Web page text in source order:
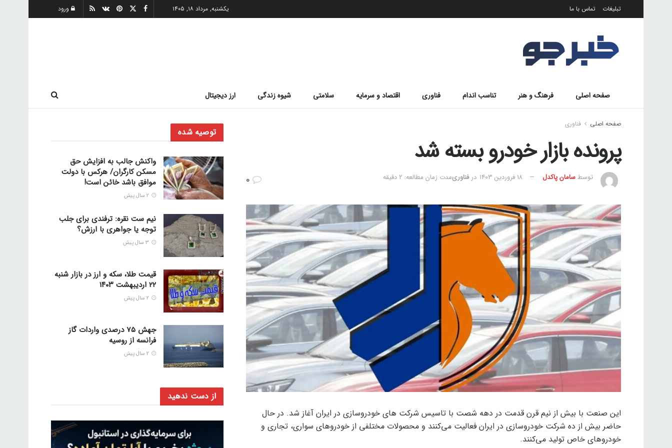
تبلیغات تماس با ما یکشنبه, مرداد ۱۸, ۱۴۰۵ ورود
صفحه اصلی فرهنگ و هنر تناسب اندام فناوری اقتصاد و سرمایه سلامتی شیوه زندگی ارز دیجیتال
صفحه اصلی فناوری
پرونده بازار خودرو بسته شد
توسطسامان پاکدل ۱۸ فروردین ۱۴۰۳ در فناوریمدت زمان مطالعه: 2 دقیقه
این صنعت با بیش از نیم قرن قدمت در دهه شصت با تاسیس شرکت های خودروسازی در ایران آغاز شد. در حال
حاضر بیش از ده شرکت خودروسازی در ایران فعالیت می‌کنند و محصولات مختلفی از خودروهای سواری، تجاری و
خودروهای خاص تولید می‌کنند.
توصیه شده
واکنش جالب به افزایش حق
مسکن کارگران/ هرکس با دولت
موافق باشد خائن است!
نیم ست نقره: ترفندی برای جلب
توجه یا جواهری با ارزش؟
قیمت طلا، سکه و ارز در بازار شنبه
۲۲ اردیبهشت ۱۴۰۳
جهش 75 درصدی واردات گاز
فرانسه از روسیه
از دست ندهید